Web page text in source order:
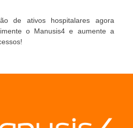
de ativos hospitalares agora
o Manusis4 e aumente a